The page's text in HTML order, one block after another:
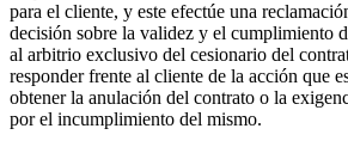
para el cliente, y este efectúe una
decisión sobre la validez y el cumplimiento
al arbitrio exclusivo del cesionario del
responder frente al cliente de la acción que
obtener la anulación del contrato o la
por el incumplimiento del mismo.